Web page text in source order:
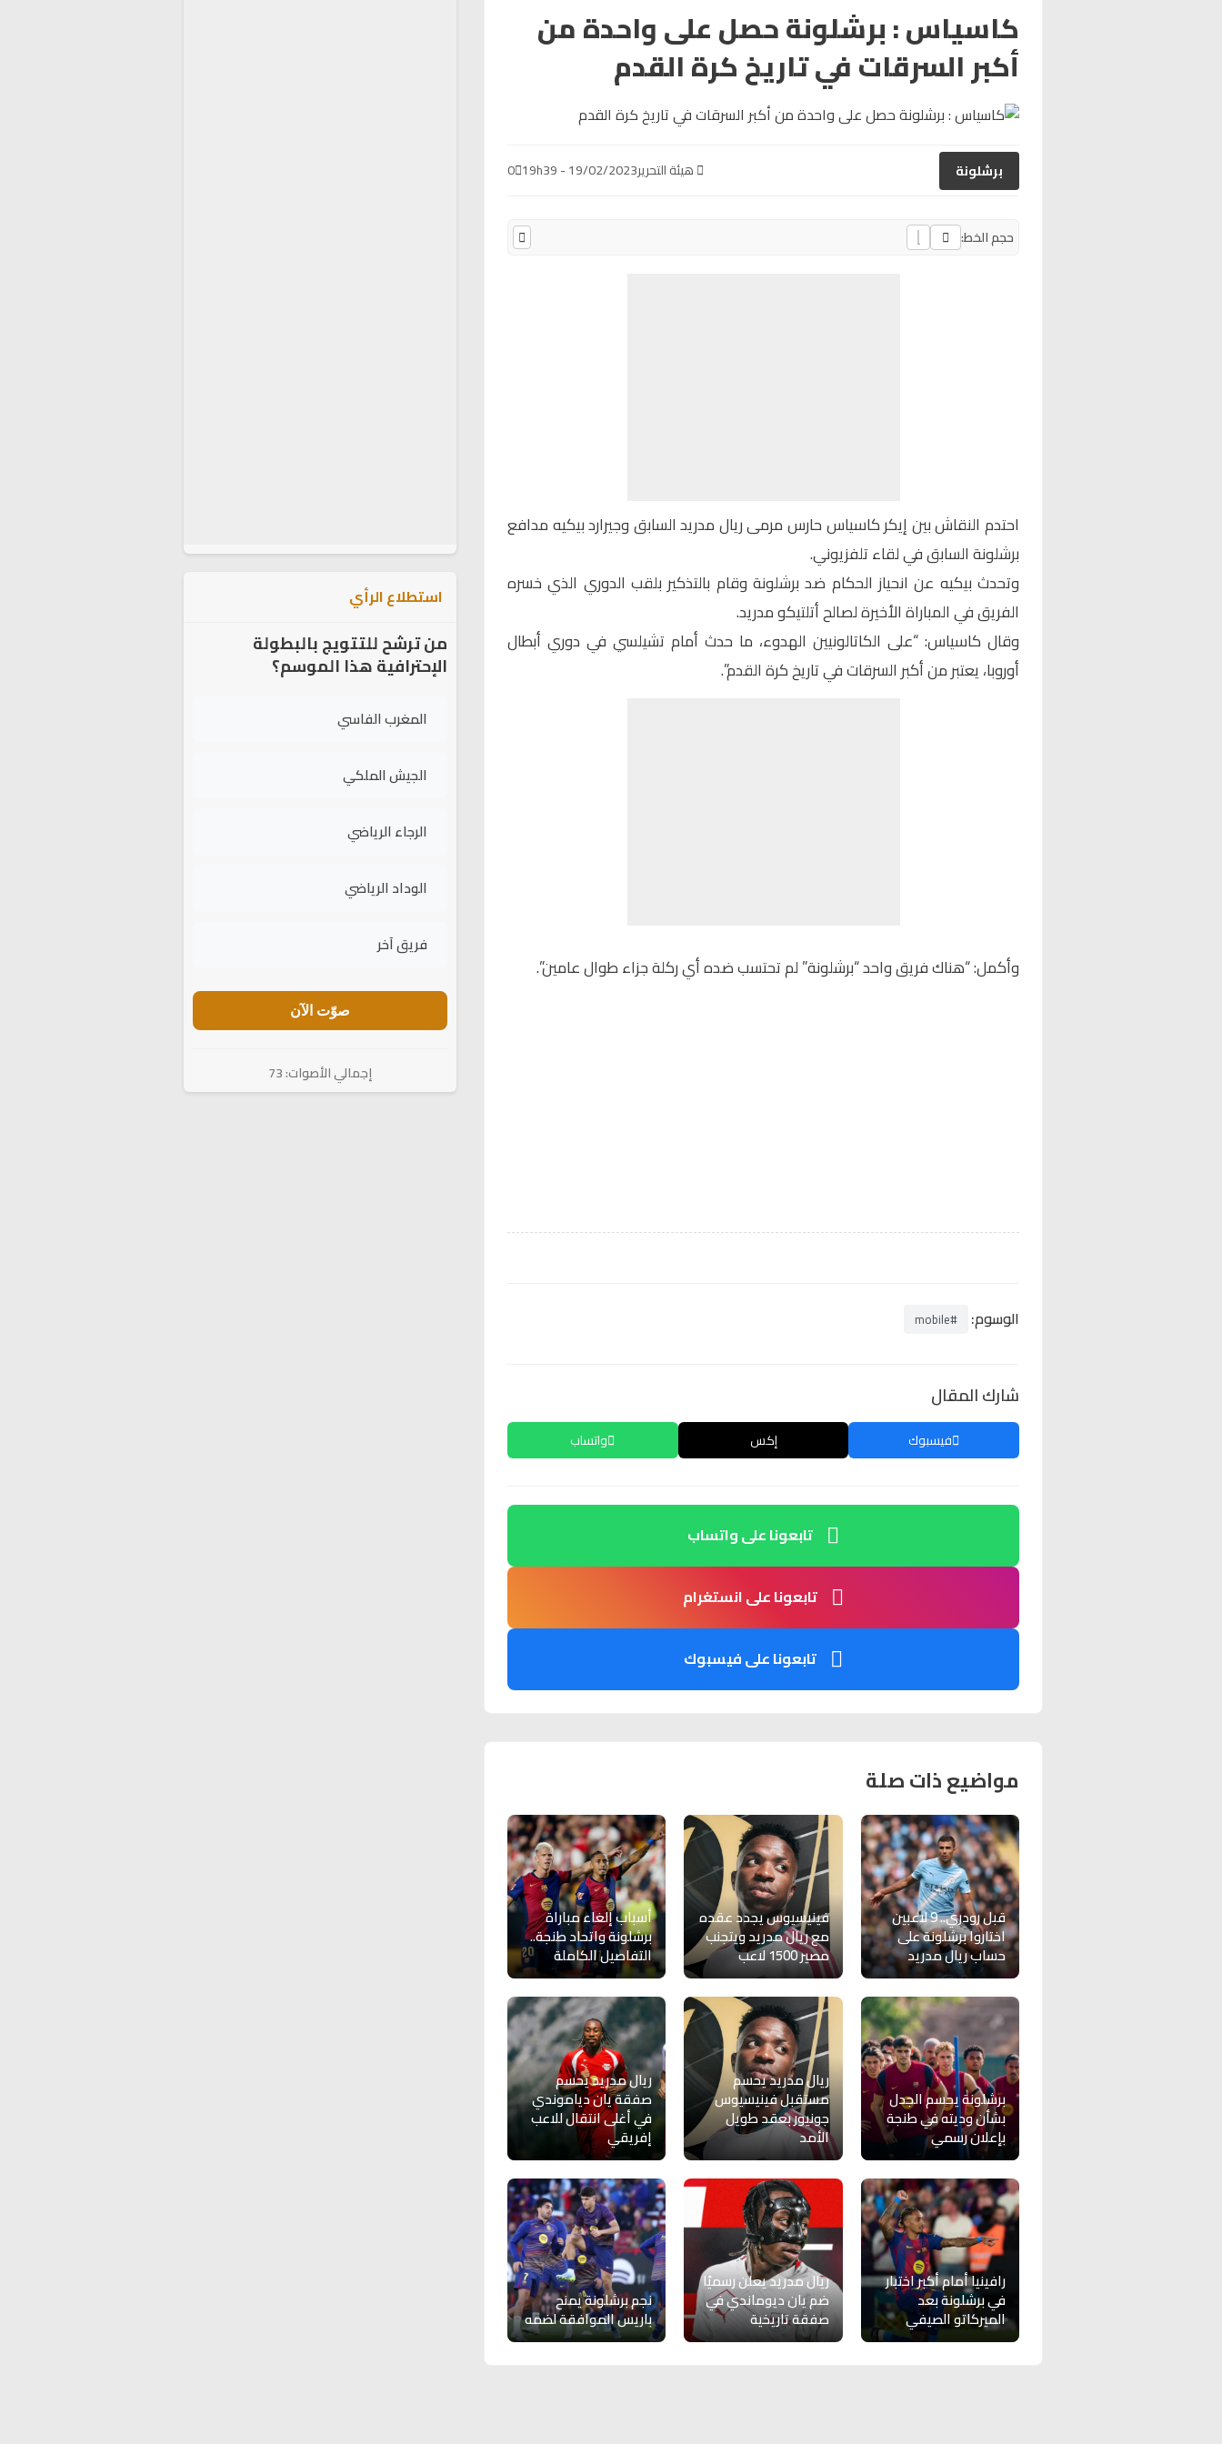
كاسياس : برشلونة حصل على واحدة من
أكبر السرقات في تاريخ كرة القدم
برشلونة هيئة التحرير19/02/2023 - 19h39
0
حجم الخط:
احتدم النقاش بين إيكر كاسياس حارس مرمى ريال مدريد السابق وجيرارد بيكيه مدافع
برشلونة السابق في لقاء تلفزيوني.
وتحدث بيكيه عن انحياز الحكام ضد برشلونة وقام بالتذكير بلقب الدوري الذي خسره
الفريق في المباراة الأخيرة لصالح أتلتيكو مدريد.
وقال كاسياس: “على الكاتالونيين الهدوء، ما حدث أمام تشيلسي في دوري أبطال
أوروبا، يعتبر من أكبر السرقات في تاريخ كرة القدم”.
وأكمل: “هناك فريق واحد “برشلونة” لم تحتسب ضده أي ركلة جزاء طوال عامين”.
الوسوم: #mobile
شارك المقال
فيسبوك إكس واتساب
تابعونا على واتساب
تابعونا على انستغرام
تابعونا على فيسبوك
مواضيع ذات صلة
قبل رودري.. 9 لاعبين
اختاروا برشلونة على
حساب ريال مدريد
فينيسيوس يجدد عقده
مع ريال مدريد ويتجنب
مصير 1500 لاعب
أسباب إلغاء مباراة
برشلونة واتحاد طنجة..
التفاصيل الكاملة
برشلونة يحسم الجدل
بشأن وديته في طنجة
بإعلان رسمي
ريال مدريد يحسم
مستقبل فينيسيوس
جونيور بعقد طويل
الأمد
ريال مدريد يحسم
صفقة يان دياموندي
في أغلى انتقال للاعب
إفريقي
رافينيا أمام أكبر اختبار
في برشلونة بعد
الميركاتو الصيفي
ريال مدريد يعلن رسميًا
ضم يان ديوماندي في
صفقة تاريخية
نجم برشلونة يمنح
باريس الموافقة لضمه
استطلاع الرأي
من ترشح للتتويج بالبطولة
الإحترافية هذا الموسم؟
المغرب الفاسي
الجيش الملكي
الرجاء الرياضي
الوداد الرياضي
فريق آخر
صوّت الآن
إجمالي الأصوات: 73